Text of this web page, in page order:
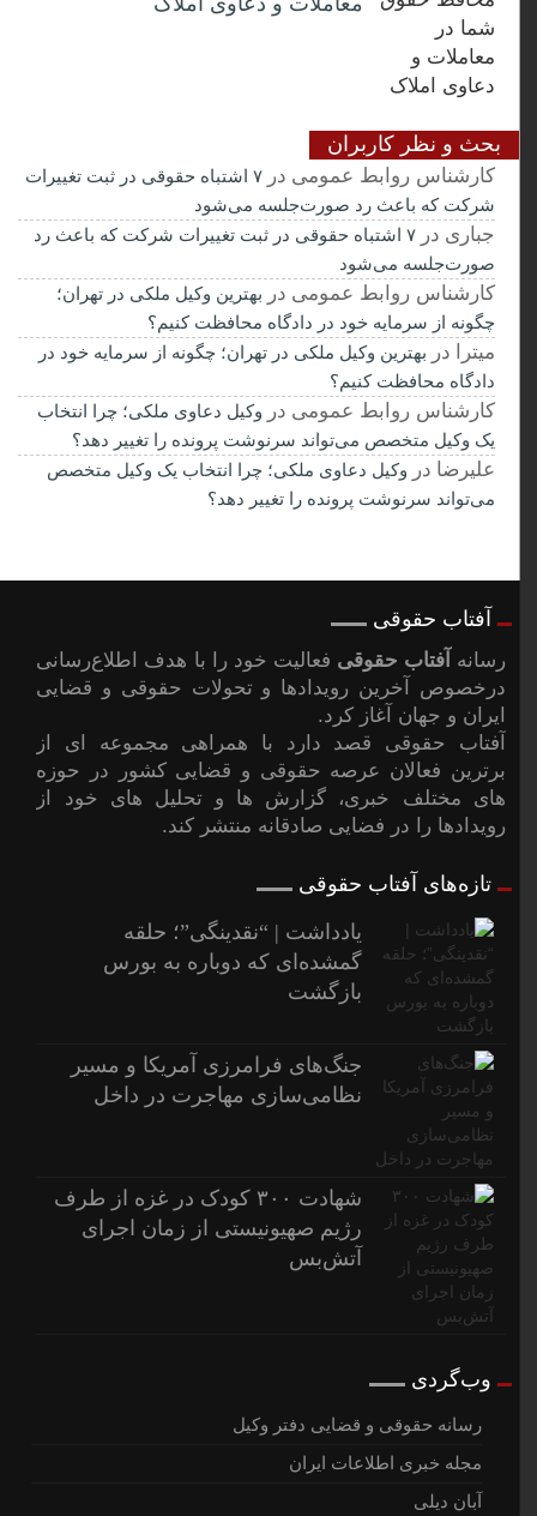
بحث و نظر کاربران
کارشناس روابط عمومیدر
۷ اشتباه حقوقی در ثبت تغییرات
شرکت که باعث رد صورت‌جلسه می‌شود
جباری در
۷ اشتباه حقوقی در ثبت تغییرات شرکت که باعث رد
صورت‌جلسه می‌شود
کارشناس روابط عمومیدربهترین وکیل ملکی در تهران؛
چگونه از سرمایه خود در دادگاه محافظت کنیم؟
میترادربهترین وکیل ملکی در تهران؛ چگونه از سرمایه خود در
دادگاه محافظت کنیم؟
کارشناس روابط عمومیدروکیل دعاوی ملکی؛ چرا انتخاب
یک وکیل متخصص می‌تواند سرنوشت پرونده را تغییر دهد؟
علیرضادروکیل دعاوی ملکی؛ چرا انتخاب یک وکیل متخصص
می‌تواند سرنوشت پرونده را تغییر دهد؟
آفتاب حقوقی
رسانهآفتاب حقوقیفعالیت خود را با هدف اطلاع‌رسانی
درخصوص آخرین رویدادها و تحولات حقوقی و قضایی
ایران و جهان آغاز کرد.
آفتاب حقوقی قصد دارد با همراهی مجموعه ای از
برترین فعالان عرصه حقوقی و قضایی کشور در حوزه
های مختلف خبری، گزارش ها و تحلیل های خود از
رویدادها را در فضایی صادقانه منتشر کند.
تازه‌های آفتاب حقوقی
یادداشت | “نقدینگی”؛ حلقه
گمشده‌ای که دوباره به بورس
بازگشت
جنگ‌های فرامرزی آمریکا و مسیر
نظامی‌سازی مهاجرت در داخل
شهادت ۳۰۰ کودک در غزه از طرف
رژیم صهیونیستی از زمان اجرای
آتش‌بس
وب‌گردی
رسانه حقوقی و قضایی دفتر وکیل
مجله خبری اطلاعات ایران
آبان دیلی